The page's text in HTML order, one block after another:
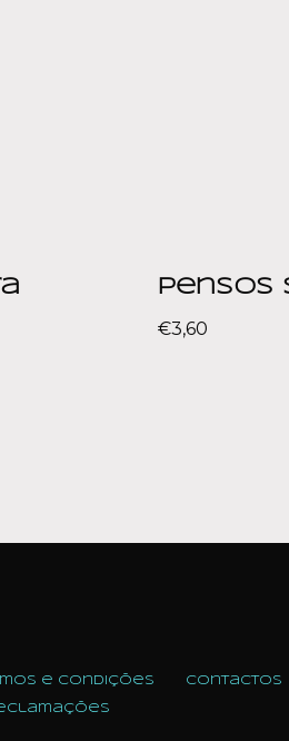
Pensos
€3,60
e condições Contactos